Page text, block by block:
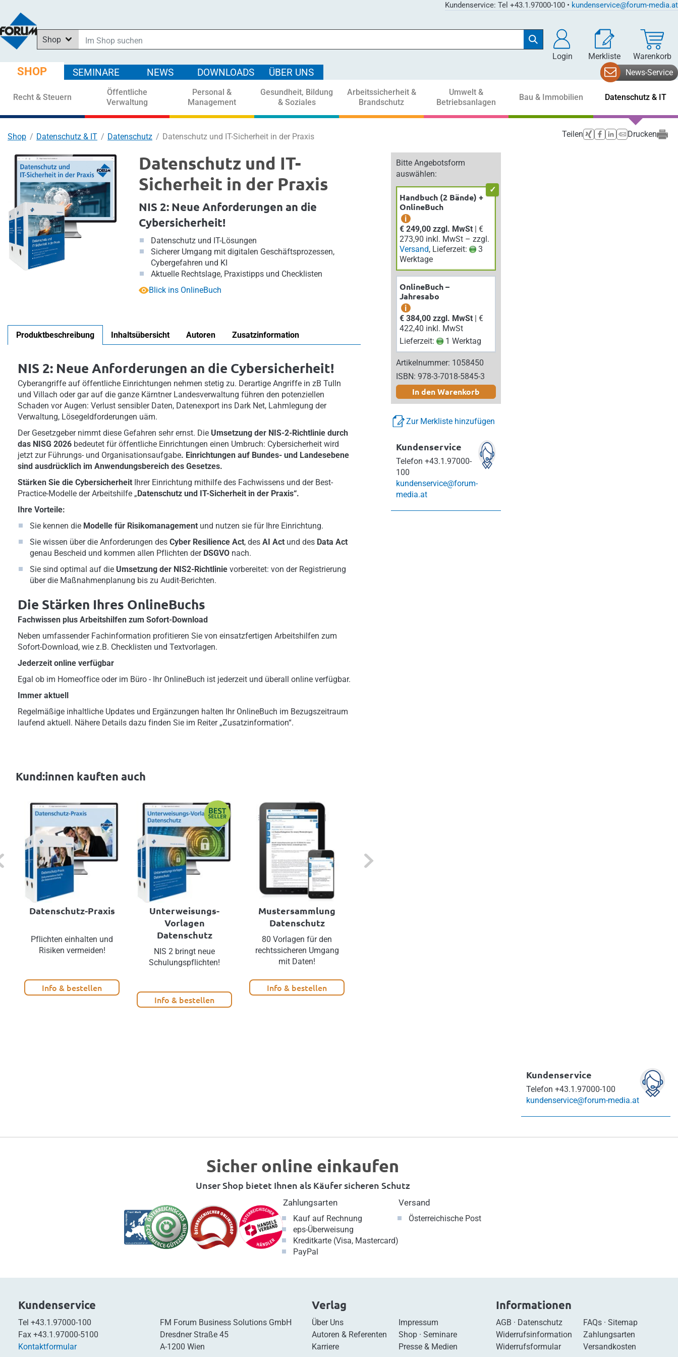
Kundenservice: Tel +43.1.97000-100 • kundenservice@forum-media.at
Shop
In News suchen
In Downloads suchen
In Seminaren suchen
Login Merkliste Warenkorb
SHOP SEMINARE NEWS DOWNLOADS ÜBER UNS News-Service
Recht & Steuern
Öffentliche
Verwaltung
Personal &
Management
Gesundheit, Bildung
& Soziales
Arbeitssicherheit &
Brandschutz
Umwelt &
Betriebsanlagen
Bau & Immobilien Datenschutz & IT
Shop Datenschutz & IT Datenschutz Datenschutz und IT-Sicherheit in der Praxis
Datenschutz und IT-
Sicherheit in der Praxis
NIS 2: Neue Anforderungen an die
Cybersicherheit!
Datenschutz und IT-Lösungen
Sicherer Umgang mit digitalen Geschäftsprozessen,
Cybergefahren und KI
Aktuelle Rechtslage, Praxistipps und Checklisten
Blick ins OnlineBuch
Bitte Angebotsform
auswählen:
Handbuch (2 Bände) +
OnlineBuch
i
€ 249,00 zzgl. MwSt | €
273,90 inkl. MwSt – zzgl.
Versand, Lieferzeit:
3
Werktage
OnlineBuch –
Jahresabo
i
€ 384,00 zzgl. MwSt | €
422,40 inkl. MwSt
Lieferzeit:
1 Werktag
Artikelnummer: 1058450
ISBN: 978-3-7018-5845-3
In den Warenkorb
Zur Merkliste hinzufügen
Kundenservice
Telefon +43.1.97000-
100
kundenservice@forum-
media.at
Produktbeschreibung Inhaltsübersicht Autoren Zusatzinformation
NIS 2: Neue Anforderungen an die Cybersicherheit!
Cyberangriffe auf öffentliche Einrichtungen nehmen stetig zu. Derartige Angriffe in zB Tulln
und Villach oder gar auf die ganze Kärntner Landesverwaltung führen den potenziellen
Schaden vor Augen: Verlust sensibler Daten, Datenexport ins Dark Net, Lahmlegung der
Verwaltung, Lösegeldforderungen uäm.
Der Gesetzgeber nimmt diese Gefahren sehr ernst. Die Umsetzung der NIS-2-Richtlinie durch
das NISG 2026 bedeutet für öffentliche Einrichtungen einen Umbruch: Cybersicherheit wird
jetzt zur Führungs- und Organisationsaufgabe. Einrichtungen auf Bundes- und Landesebene
sind ausdrücklich im Anwendungsbereich des Gesetzes.
Stärken Sie die Cybersicherheit Ihrer Einrichtung mithilfe des Fachwissens und der Best-
Practice-Modelle der Arbeitshilfe „Datenschutz und IT-Sicherheit in der Praxis“.
Ihre Vorteile:
Sie kennen die Modelle für Risikomanagement und nutzen sie für Ihre Einrichtung.
Sie wissen über die Anforderungen des Cyber Resilience Act, des AI Act und des Data Act
genau Bescheid und kommen allen Pflichten derDSGVO nach.
Sie sind optimal auf die Umsetzung der NIS2-Richtlinie vorbereitet: von der Registrierung
über die Maßnahmenplanung bis zu Audit-Berichten.
Die Stärken Ihres OnlineBuchs
Fachwissen plus Arbeitshilfen zum Sofort-Download
Neben umfassender Fachinformation profitieren Sie von einsatzfertigen Arbeitshilfen zum
Sofort-Download, wie z.B. Checklisten und Textvorlagen.
Jederzeit online verfügbar
Egal ob im Homeoffice oder im Büro - Ihr OnlineBuch ist jederzeit und überall online verfügbar.
Immer aktuell
Regelmäßige inhaltliche Updates und Ergänzungen halten Ihr OnlineBuch im Bezugszeitraum
laufend aktuell. Nähere Details dazu finden Sie im Reiter „Zusatzinformation“.
Kund:innen kauften auch
Next
Datenschutz-Praxis
Pflichten einhalten und
Risiken vermeiden!
Info & bestellen
Unterweisungs-
Vorlagen
Datenschutz
NIS 2 bringt neue
Schulungspflichten!
Info & bestellen
Mustersammlung
Datenschutz
80 Vorlagen für den
rechtssicheren Umgang
mit Daten!
Info & bestellen
Teilen Drucken
Kundenservice
Telefon +43.1.97000-100
kundenservice@forum-media.at
Sicher online einkaufen
Unser Shop bietet Ihnen als Käufer sicheren Schutz
Zahlungsarten
Kauf auf Rechnung
eps-Überweisung
Kreditkarte (Visa, Mastercard)
PayPal
Versand
Österreichische Post
Kundenservice
Tel +43.1.97000-100
Fax +43.1.97000-5100
Kontaktformular
FM Forum Business Solutions GmbH
Dresdner Straße 45
A-1200 Wien
Verlag
Über Uns
Autoren & Referenten
Karriere
Impressum
Shop ·Seminare
Presse & Medien
Informationen
AGB · Datenschutz
Widerrufsinformation
Widerrufsformular
FAQs· Sitemap
Zahlungsarten
Versandkosten